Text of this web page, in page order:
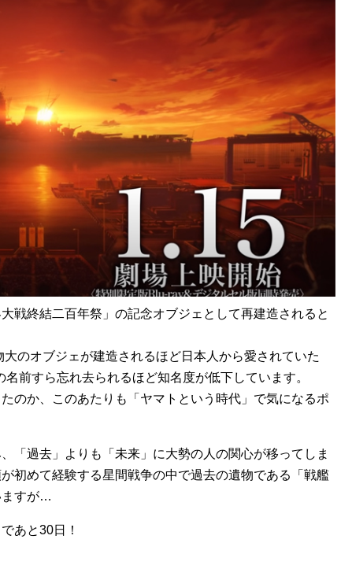
戦終結二百年祭」の記念オブジェとして再建造されると
のオブジェが建造されるほど日本人から愛されていた
前すら忘れ去られるほど知名度が低下しています。
のか、このあたりも「ヤマトという時代」で気になるポ
「過去」よりも「未来」に大勢の人の関心が移ってしま
初めて経験する星間戦争の中で過去の遺物である「戦艦
ますが…
あと30日！